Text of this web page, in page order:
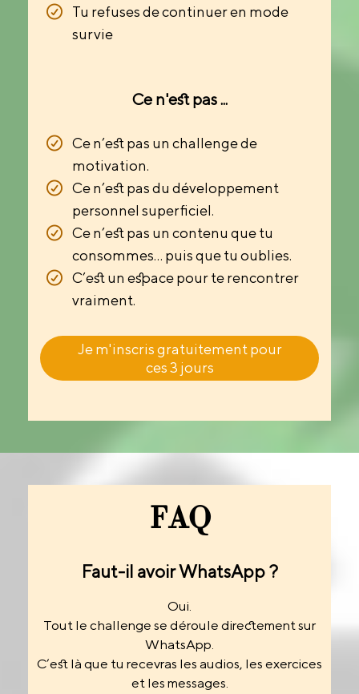
Tu refuses de continuer en mode
survie
Ce n'est pas ...
Ce n’est pas un challenge de
motivation.
Ce n’est pas du développement
personnel superficiel.
Ce n’est pas un contenu que tu
consommes… puis que tu oublies.
C’est un espace pour te rencontrer
vraiment.
Je m'inscris gratuitement pour
ces 3 jours
FAQ
Faut-il avoir WhatsApp ?
Oui.
Tout le challenge se déroule directement sur
WhatsApp.
C’est là que tu recevras les audios, les exercices
et les messages.